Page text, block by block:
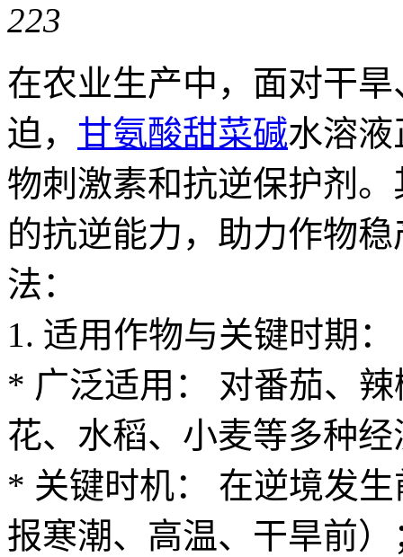
223
在农业生产中，面对干
迫， 甘氨酸甜菜碱水溶
物刺激素和抗逆保护剂
的抗逆能力，助力作物
法：
1. 适用作物与关键时期：
* 广泛适用： 对番茄、
花、水稻、小麦等多种
* 关键时机： 在逆境发
报寒潮、高温、干旱前